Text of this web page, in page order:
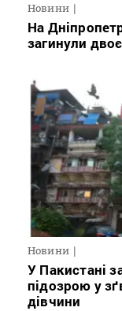
Новини
На
загинули
Новини
У Пакистані
підозрою у
дівчини